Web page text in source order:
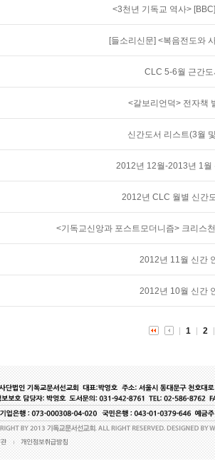
<3천년 기독교 역사>
[들소리신문] <복음전도와
CLC 5-6월 근간도
<갈보리언덕> 전자책
신간도서 리스트(3월
2012년 12월-2013년 1월
2012년 CLC 월별 신간
<기독교신앙과 포스트모더니즘> 크리스
2012년 11월 신간
2012년 10월 신간
1 2